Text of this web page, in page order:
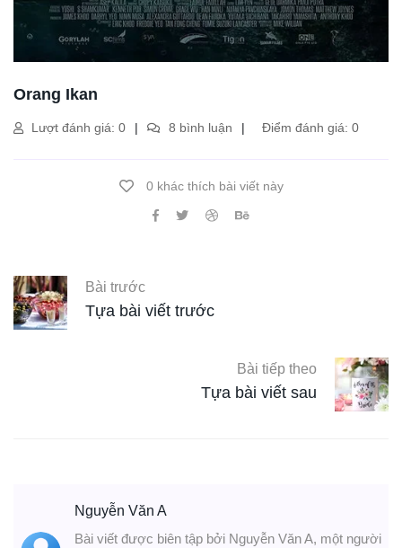
Orang Ikan
Lượt đánh giá: 0 8 bình luận Điểm đánh giá: 0
0 khác thích bài viết này
Bài trước
Tựa bài viết trước
Bài tiếp theo
Tựa bài viết sau
Nguyễn Văn A
Bài viết được biên tập bởi Nguyễn Văn A, một người